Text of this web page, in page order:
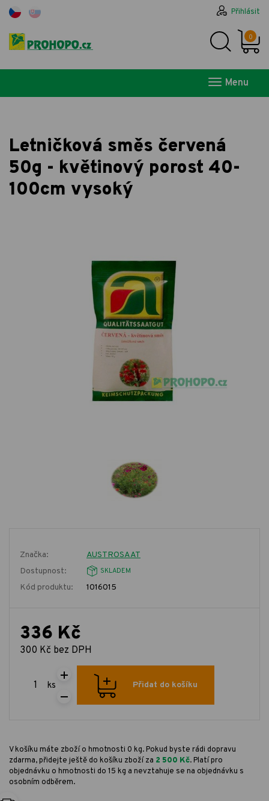
Přihlásit
0
Menu
Letničková směs červená
50g - květinový porost 40-
100cm vysoký
Značka:
AUSTROSAAT
Dostupnost:
SKLADEM
Kód produktu: 1016015
336 Kč
300 Kč bez DPH
ks Přidat do košíku
V košíku máte zboží o hmotnosti 0 kg. Pokud byste rádi dopravu
zdarma, přidejte ještě do košíku zboží za 2 500 Kč. Platí pro
objednávku o hmotnosti do 15 kg a nevztahuje se na objednávku s
osobním odběrem.